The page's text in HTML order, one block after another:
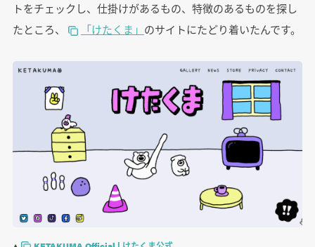
トをチェックし、仕掛けがあるもの、特徴のあるものを探し
たところ、
「けたくま」 のサイトにたどり着いたんです。